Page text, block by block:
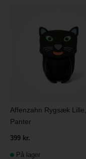
Affenzahn Rygsæk Lille,
Panter
399 kr.
På lager